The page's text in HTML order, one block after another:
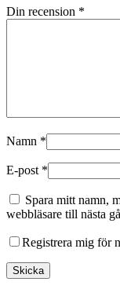
Din recension *
Namn *
E-post *
Spara mitt namn,
webbläsare till nästa
Registrera mig för